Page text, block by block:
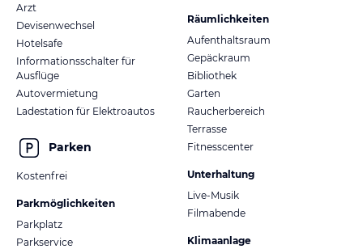
Arzt
Devisenwechsel
Hotelsafe
Informationsschalter für
Ausflüge
Autovermietung
Ladestation für Elektroautos
Parken
Kostenfrei
Parkmöglichkeiten
Parkplatz
Parkservice
Räumlichkeiten
Aufenthaltsraum
Gepäckraum
Bibliothek
Garten
Raucherbereich
Terrasse
Fitnesscenter
Unterhaltung
Live-Musik
Filmabende
Klimaanlage